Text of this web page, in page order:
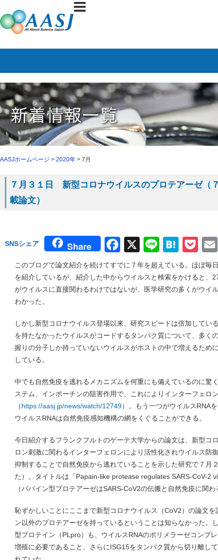
AASJホームページ > 2020年 > 7月
７月３１日 新型コロナウイルスのプロテアーゼ（
載論文）
SNSシェア Share Facebook
X Line
このブログで論文紹介を続けてすでに７年を超えている。ほぼ毎
を紹介しているが、紹介した中からウイルスと検索をかけると、
がウイルスに直接関わるわけではないが、医学研究の多くがウイ
わかった。
しかし新型コロナウイルス登場以来、研究スピードは倍加してい
を持たなかったウイルスがコードするタンパク質について、多く
握りの分子しか持っていないウイルスがホストの中で増えるため
している。
中でも自然免疫を逃れるメカニズムを何重にも備えているのに驚
ステム、インポーチンの阻害作用で、これによりインターフェロ
（https://aasj.jp/news/watch/12749）。もう一つがウイルスRNA
ウイルスRNAは自然免疫感知機構の網をくぐることができる。
今日紹介するフランクフルトのゲーテ大学からの論文は、新型コ
ロン刺激に関わるインターフェロンにより活性化されウイルス防
抑制することで自然免疫から逃れていることを示した研究で７月
た）。タイトルは「Papain-like protease regulates SARS-CoV-2
（パパイン型プロテアーゼはSARS-CoV2の伝搬と自然免疫に関
恥ずかしいことにここまで新型コロナウイルス（CoV2）の論文
ン以外のプロテアーゼを持っているということは知らなかった。
型プロテイン（PLpro）も、ウイルスRNAのポリメラーゼコンプ
増殖に必要であること、さらにISG15をタンパク質から切り離し